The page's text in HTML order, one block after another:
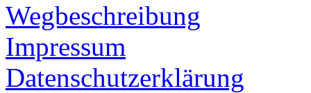
Wegbeschreibung
Impressum
Datenschutzerklärung